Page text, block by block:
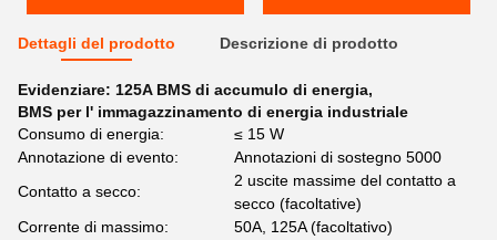
Dettagli del prodotto Descrizione di prodotto
Evidenziare: 125A BMS di accumulo di energia,
BMS per l' immagazzinamento di energia industriale
Consumo di energia:
≤ 15 W
Annotazione di evento:
Annotazioni di sostegno 5000
Contatto a secco:
2 uscite massime del contatto a
secco (facoltative)
Corrente di massimo:
50A, 125A (facoltativo)